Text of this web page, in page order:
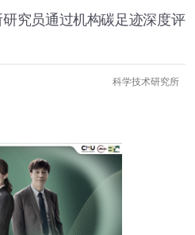
究员通过机构碳足迹深度评
科学技术研究所